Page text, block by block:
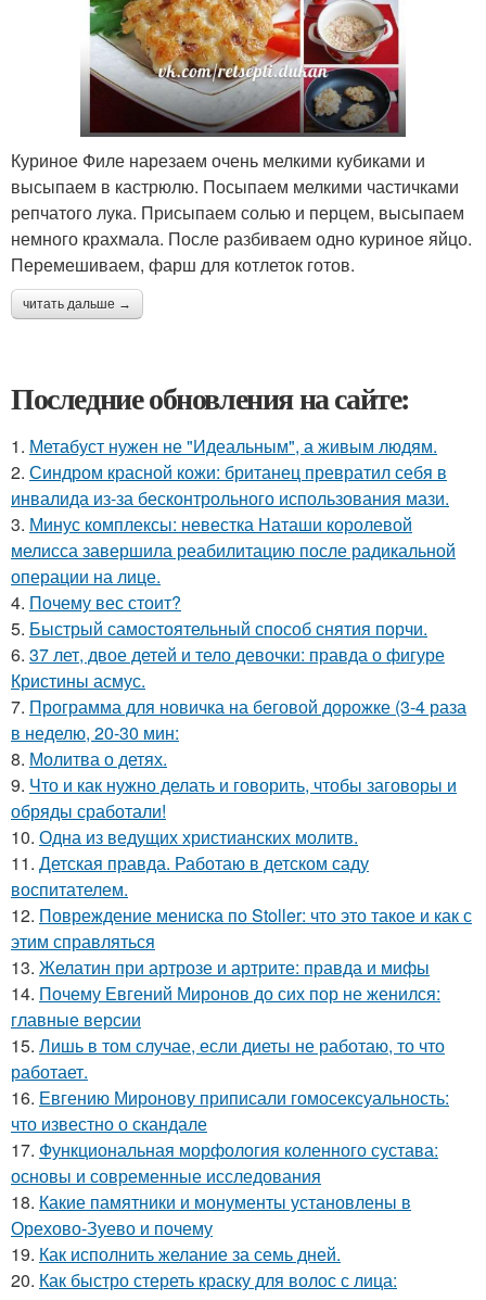
Куриное Филе нарезаем очень мелкими кубиками и
высыпаем в кастрюлю. Посыпаем мелкими частичками
репчатого лука. Присыпаем солью и перцем, высыпаем
немного крахмала. После разбиваем одно куриное яйцо.
Перемешиваем, фарш для котлеток готов.
читать дальше →
Последние обновления на сайте:
1. Метабуст нужен не "Идеальным", а живым людям.
2. Синдром красной кожи: британец превратил себя в
инвалида из-за бесконтрольного использования мази.
3. Минус комплексы: невестка Наташи королевой
мелисса завершила реабилитацию после радикальной
операции на лице.
4. Почему вес стоит?
5. Быстрый самостоятельный способ снятия порчи.
6. 37 лет, двое детей и тело девочки: правда о фигуре
Кристины асмус.
7. Программа для новичка на беговой дорожке (3-4 раза
в неделю, 20-30 мин:
8. Молитва о детях.
9. Что и как нужно делать и говорить, чтобы заговоры и
обряды сработали!
10. Одна из ведущих христианских молитв.
11. Детская правда. Работаю в детском саду
воспитателем.
12. Повреждение мениска по Stoller: что это такое и как с
этим справляться
13. Желатин при артрозе и артрите: правда и мифы
14. Почему Евгений Миронов до сих пор не женился:
главные версии
15. Лишь в том случае, если диеты не работаю, то что
работает.
16. Евгению Миронову приписали гомосексуальность:
что известно о скандале
17. Функциональная морфология коленного сустава:
основы и современные исследования
18. Какие памятники и монументы установлены в
Орехово-Зуево и почему
19. Как исполнить желание за семь дней.
20. Как быстро стереть краску для волос с лица: